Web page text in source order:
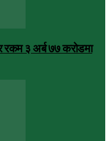
रकम ३ अर्ब ७७ करोडमा